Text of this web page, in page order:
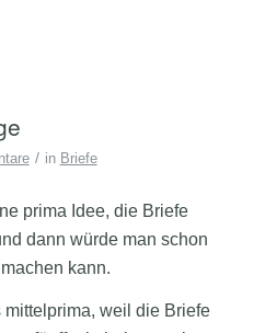
/ in Briefe
prima Idee, die Briefe
dann würde man schon
kann.
weil die Briefe